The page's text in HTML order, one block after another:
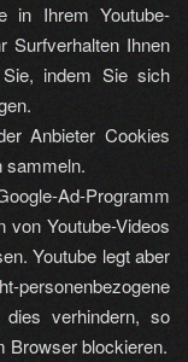
in Ihrem Youtube-
Surfverhalten Ihnen
indem Sie sich
Anbieter Cookies
sammeln.
Ad-Programm
Youtube-Videos
Youtube legt aber
dies verhindern, so
Browser blockieren.